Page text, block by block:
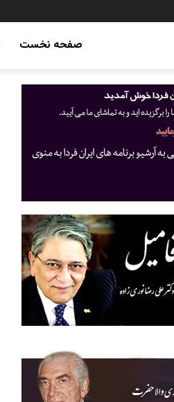
صفحه نخست